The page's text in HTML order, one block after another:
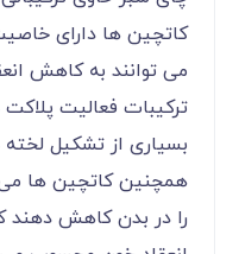
کاتچین ها دارای
می توانند به کاهش
ترکیبات فعالیت
بسیاری از تشکیل
همچنین کاتچین ها می
را در بدن کاهش دهند